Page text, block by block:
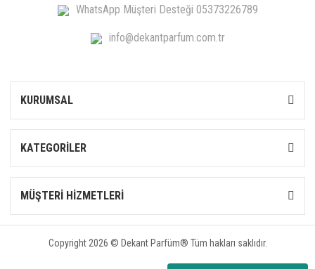
WhatsApp Müşteri Desteği 05373226789
info@dekantparfum.com.tr
KURUMSAL
KATEGORİLER
MÜŞTERİ HİZMETLERİ
Copyright 2026 © Dekant Parfüm® Tüm hakları saklıdır.